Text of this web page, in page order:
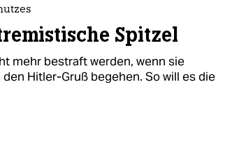
Spitzel
mehr bestraft werden, wenn sie
Hitler-Gruß begehen. So will es die